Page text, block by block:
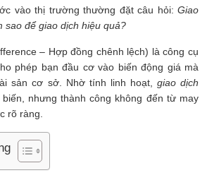
vào thị trường thường đặt câu hỏi: Giao
sao để giao dịch hiệu quả?
– Hợp đồng chênh lệch) là công cụ
phép bạn đầu cơ vào biến động giá mà
sản cơ sở. Nhờ tính linh hoạt, giao dịch
nhưng thành công không đến từ may
rõ ràng.